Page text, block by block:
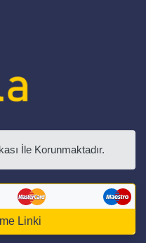
İle Korunmaktadır.
Linki